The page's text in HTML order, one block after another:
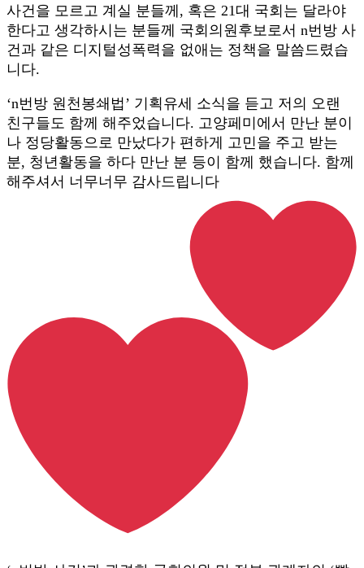
사건을 모르고 계실 분들께, 혹은 21대 국회는 달라야
한다고 생각하시는 분들께 국회의원후보로서 n번방 사
건과 같은 디지털성폭력을 없애는 정책을 말씀드렸습
니다.
‘n번방 원천봉쇄법’ 기획유세 소식을 듣고 저의 오랜
친구들도 함께 해주었습니다. 고양페미에서 만난 분이
나 정당활동으로 만났다가 편하게 고민을 주고 받는
분, 청년활동을 하다 만난 분 등이 함께 했습니다. 함께
해주셔서 너무너무 감사드립니다